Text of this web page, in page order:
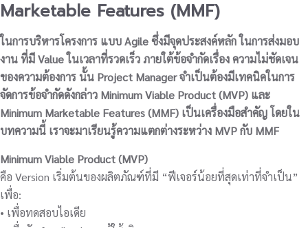
Marketable Features (MMF)
ในการบริหารโครงการ แบบ Agile ซึ่งมีจุดประสงค์หลัก ในการส่งมอบ
งาน ที่มี Value ในเวลาที่รวดเร็ว ภายใต้ข้อจำกัดเรื่อง ความไม่ชัดเจน
ของความต้องการ นั้น Project Manager จำเป็นต้องมีเทคนิคในการ
จัดการข้อจำกัดดังกล่าว Minimum Viable Product (MVP) และ
Minimum Marketable Features (MMF) เป็นเครื่องมือสำคัญ โดยใน
บทความนี้ เราจะมาเรียนรู้ความแตกต่างระหว่าง MVP กับ MMF
Minimum Viable Product (MVP)
คือ Version เริ่มต้นของผลิตภัณฑ์ที่มี “ฟีเจอร์น้อยที่สุดเท่าที่จำเป็น”
เพื่อ:
• เพื่อทดสอบไอเดีย